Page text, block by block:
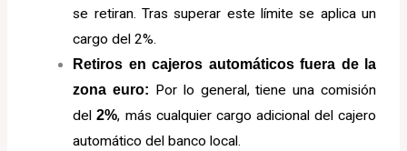
se retiran. Tras superar este límite se aplica un
cargo del 2%.
Retiros en cajeros automáticos fuera de la
zona euro: Por lo general, tiene una comisión
del2%, más cualquier cargo adicional del cajero
automático del banco local.